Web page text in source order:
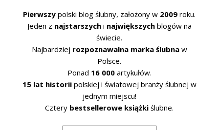
Pierwszy polski blog ślubny, założony w 2009 roku.
Jeden z najstarszychi największychblogów na
świecie.
Najbardziej rozpoznawalna marka ślubnaw
Polsce.
Ponad 16 000artykułów.
15 lat historiipolskiej i światowej branży ślubnej w
jednym miejscu!
Cztery bestsellerowe książki ślubne.